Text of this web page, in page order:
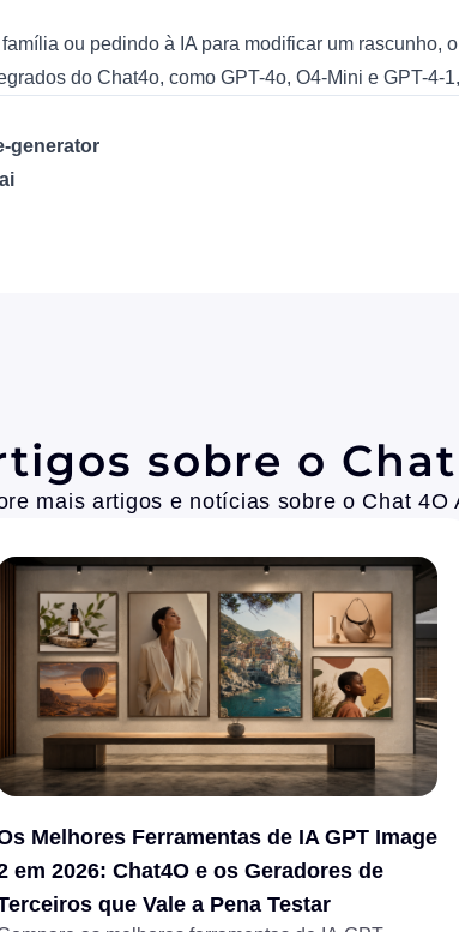
ou pedindo à IA para modificar um rascunho, o
do Chat4o, como GPT-4o, O4-Mini e GPT-4-1
generator
sobre o
mais artigos e notícias sobre o Chat 4O
Melhores Ferramentas de IA GPT Image
em 2026: Chat4O e os Geradores de
que Vale a Pena Testar